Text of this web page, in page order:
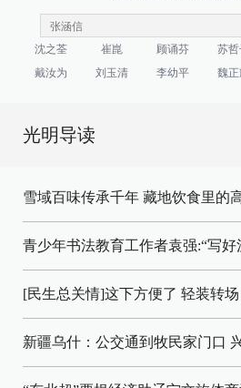
沈之荃 崔崑 顾诵芬 苏哲
戴汝为
刘玉清 李幼平 魏正
光明导读
雪域百味传承千年 藏地饮食里的
青少年书法教育工作者袁强:“写好
[民生总关情]这下方便了 轻装转场
新疆乌什：公交通到牧民家门口